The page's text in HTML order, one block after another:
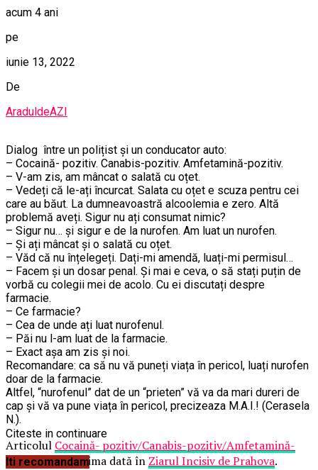
acum 4 ani
pe
iunie 13, 2022
De
AraduldeAZI
Dialog între un polițist și un conducator auto:
– Cocaină- pozitiv. Canabis-pozitiv. Amfetamină-pozitiv.
– V-am zis, am mâncat o salată cu oțet.
– Vedeți că le-ați încurcat. Salata cu oțet e scuza pentru cei
care au băut. La dumneavoastră alcoolemia e zero. Altă
problemă aveți. Sigur nu ați consumat nimic?
– Sigur nu… și sigur e de la nurofen. Am luat un nurofen.
– Și ați mâncat și o salată cu oțet.
– Văd că nu înțelegeți. Dați-mi amendă, luați-mi permisul…
– Facem și un dosar penal. Și mai e ceva, o să stați puțin de
vorbă cu colegii mei de acolo. Cu ei discutați despre
farmacie.
– Ce farmacie?
– Cea de unde ați luat nurofenul.
– Păi nu l-am luat de la farmacie.
– Exact așa am zis și noi.
Recomandare: ca să nu vă puneți viața în pericol, luați nurofen
doar de la farmacie.
Altfel, “nurofenul” dat de un “prieten” vă va da mari dureri de
cap și vă va pune viața în pericol, precizeaza M.A.I.! (Cerasela
N.).
Articolul Cocaină- pozitiv/Canabis-pozitiv/Amfetamină-
pozitivapare prima dată în Ziarul Incisiv de Prahova.
Citeste in continuare
Iti recomandam